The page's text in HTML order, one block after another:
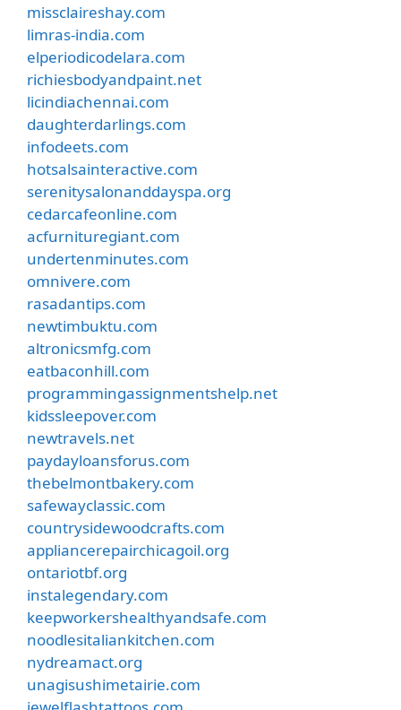
missclaireshay.com
limras-india.com
elperiodicodelara.com
richiesbodyandpaint.net
licindiachennai.com
daughterdarlings.com
infodeets.com
hotsalsainteractive.com
serenitysalonanddayspa.org
cedarcafeonline.com
acfurnituregiant.com
undertenminutes.com
omnivere.com
rasadantips.com
newtimbuktu.com
altronicsmfg.com
eatbaconhill.com
programmingassignmentshelp.net
kidssleepover.com
newtravels.net
paydayloansforus.com
thebelmontbakery.com
safewayclassic.com
countrysidewoodcrafts.com
appliancerepairchicagoil.org
ontariotbf.org
instalegendary.com
keepworkershealthyandsafe.com
noodlesitaliankitchen.com
nydreamact.org
unagisushimetairie.com